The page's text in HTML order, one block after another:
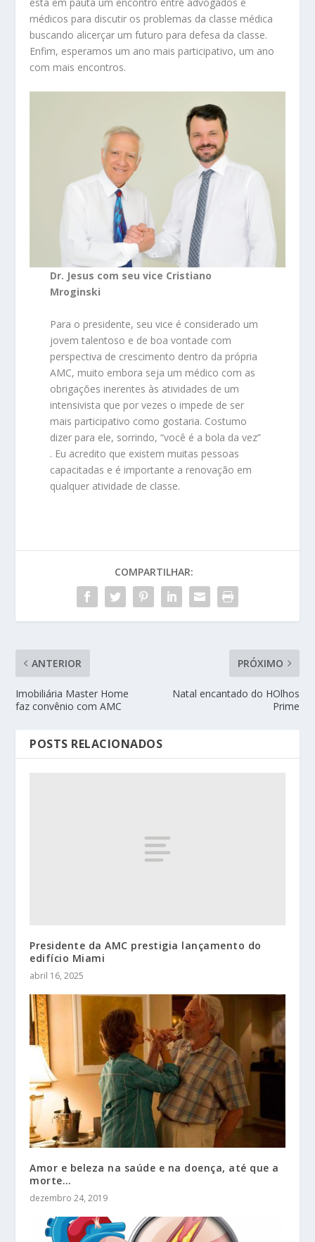
médicos para discutir os problemas da classe médica
buscando alicerçar um futuro para defesa da classe.
Enfim, esperamos um ano mais participativo, um ano
com mais encontros.
Dr. Jesus com seu vice Cristiano
Mroginski
Para o presidente, seu vice é considerado um
jovem talentoso e de boa vontade com
perspectiva de crescimento dentro da própria
AMC, muito embora seja um médico com as
obrigações inerentes às atividades de um
intensivista que por vezes o impede de ser
mais participativo como gostaria. Costumo
dizer para ele, sorrindo, “você é a bola da vez”
. Eu acredito que existem muitas pessoas
capacitadas e é importante a renovação em
qualquer atividade de classe.
COMPARTILHAR:
ANTERIOR
Imobiliária Master Home
faz convênio com AMC
PRÓXIMO
Natal encantado do HOlhos
Prime
POSTS RELACIONADOS
Presidente da AMC prestigia lançamento do
edifício Miami
abril 16, 2025
Amor e beleza na saúde e na doença, até que a
morte…
dezembro 24, 2019